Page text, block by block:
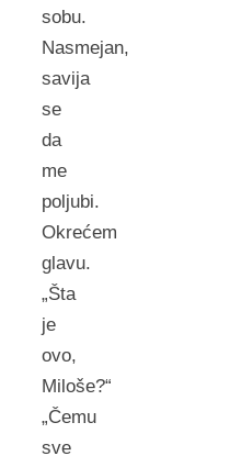
sobu.
Nasmejan,
savija
se
da
me
poljubi.
Okrećem
glavu.
„Šta
je
ovo,
Miloše?“
„Čemu
sve